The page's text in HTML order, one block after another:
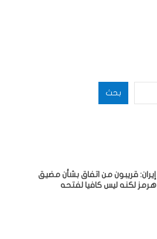
بحث
إيران: قريبون من اتفاق بشأن مضيق
هرمز لكنه ليس كافيا لفتحه